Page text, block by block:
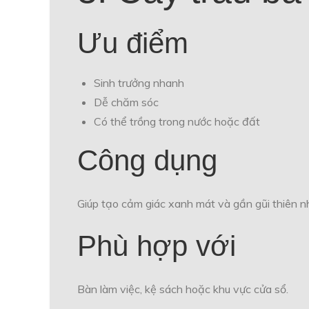
Ưu điểm
Sinh trưởng nhanh
Dễ chăm sóc
Có thể trồng trong nước hoặc đất
Công dụng
Giúp tạo cảm giác xanh mát và gần gũi thiên
Phù hợp với
Bàn làm việc, kệ sách hoặc khu vực cửa sổ.